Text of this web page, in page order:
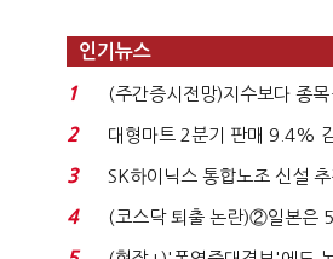
인기뉴스
1
(주간증시전망)지수보다 종
세 이어진다...
2
대형마트 2분기 판매 9.4%
플러스 사태 여파...
3
SK하이닉스 통합노조 신설
원 간 성과급 불...
4
(코스닥 퇴출 논란)②일본은
려주는데 우리는 ...